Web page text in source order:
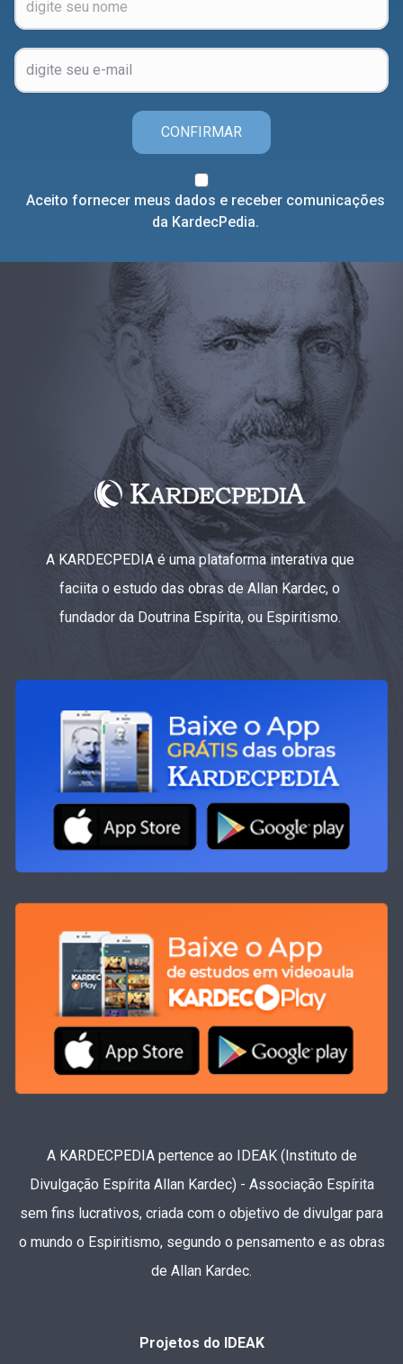
CONFIRMAR
Aceito fornecer meus dados e receber comunicações
da KardecPedia.
A KARDECPEDIA é uma plataforma interativa que
faciita o estudo das obras de Allan Kardec, o
fundador da Doutrina Espírita, ou Espiritismo.
A KARDECPEDIA pertence ao IDEAK (Instituto de
Divulgação Espírita Allan Kardec) - Associação Espírita
sem fins lucrativos, criada com o objetivo de divulgar para
o mundo o Espiritismo, segundo o pensamento e as obras
de Allan Kardec.
Projetos do IDEAK